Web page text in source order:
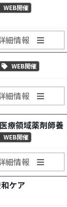
WEB開催
細情報
WEB開催
細情報
療領域薬剤師養
WEB開催
細情報
ケア